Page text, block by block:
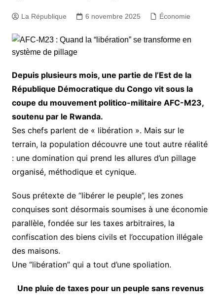
La République 6 novembre 2025 Économie
Depuis plusieurs mois, une partie de l’Est de la
République Démocratique du Congo vit sous la
coupe du mouvement politico-militaire AFC-M23,
soutenu par le Rwanda.
Ses chefs parlent de « libération ». Mais sur le
terrain, la population découvre une tout autre réalité
: une domination qui prend les allures d’un pillage
organisé, méthodique et cynique.
Sous prétexte de “libérer le peuple”, les zones
conquises sont désormais soumises à une économie
parallèle, fondée sur les taxes arbitraires, la
confiscation des biens civils et l’occupation illégale
des maisons.
Une “libération” qui a tout d’une spoliation.
Une pluie de taxes pour un peuple sans revenus